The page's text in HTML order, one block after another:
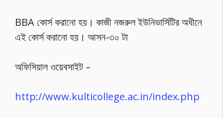
BBA কোর্স করানো হয়। কাজী নজরুল ইউনিভার্সিটির অধীনে
এই কোর্স করানো হয়। আসন-৩০ টা
অফিসিয়াল ওয়েবসাইট –
http://www.kulticollege.ac.in/index.php